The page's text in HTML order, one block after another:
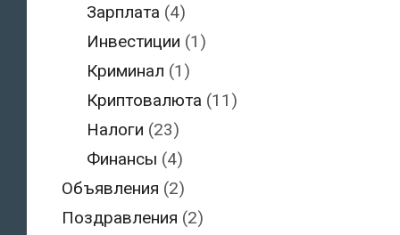
Зарплата (4)
Инвестиции (1)
Криминал (1)
Криптовалюта (11)
Налоги (23)
Финансы (4)
Объявления (2)
Поздравления (2)